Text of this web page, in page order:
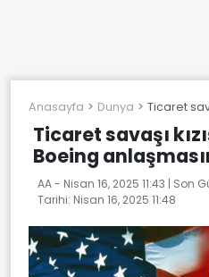
Anasayfa Dunya Ticaret
Ticaret savaşı
Boeing
AA - Nisan 16, 2025 11:43 | Son
Tarihi: Nisan 16, 2025 11:48